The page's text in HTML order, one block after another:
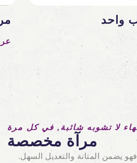
واحد
لا تشوبه شائبة, في كل مرة
مرآة مخصصة
يضمن المتانة والتعديل السهل.